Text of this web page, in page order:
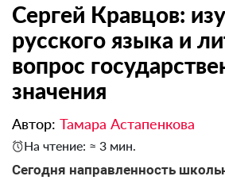
Сергей Кравцов:
русского языка и
вопрос
значения
Автор: Тамара Астапенкова
На чтение: ≈ 3 мин.
Сегодня направленность